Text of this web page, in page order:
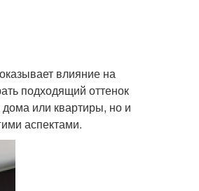
влияние на
подходящий оттенок
дома или квартиры, но и
аспектами.